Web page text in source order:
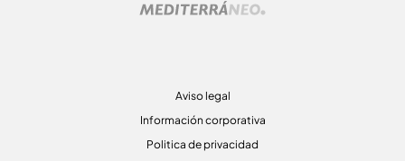
Aviso legal
Información corporativa
Politica de privacidad